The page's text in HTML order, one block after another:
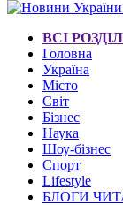
ВСІ
Головна
Україна
Місто
Світ
Бізнес
Наука
Шоу-бізнес
Спорт
Lifestyle
БЛОГИ